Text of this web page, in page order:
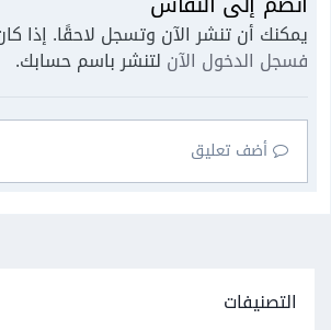
يمكنك أن تنشر الآن وتسجل لاحقًا. إذا
فسجل الدخول الآن لتنشر باسم حسابك.
أضف تعليق
التصنيفات